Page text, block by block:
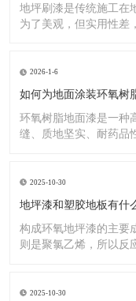
地坪刷漆是传统施工在
为了美观，但实用性差
2026-1-6
如何为地面涂装环氧树
环氧树脂地面漆是一种
缝、质地坚实、耐药品
2025-10-30
地坪漆和塑胶地板有什
构成环氧地坪漆的主要
则是聚氯乙烯，所以反
2025-10-30